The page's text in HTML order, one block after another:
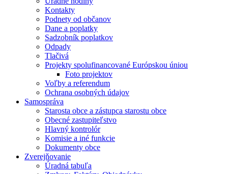
Kontakty
Podnety od občanov
Dane a poplatky
Sadzobník poplatkov
Odpady
Tlačivá
Projekty spolufinancované Európskou úniou
Foto projektov
Voľby a referendum
Ochrana osobných údajov
Samospráva
Starosta obce a zástupca starostu obce
Obecné zastupiteľstvo
Hlavný kontrolór
Komisie a iné funkcie
Dokumenty obce
Zverejňovanie
Úradná tabuľa